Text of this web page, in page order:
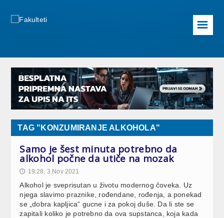
☰
TAG "KONZUMIRANJE ALKOHOLA"
Samo je šest minuta potrebno da
alkohol počne da utiče na mozak
🕔 19:28, 3.Nov 2021
Alkohol je sveprisutan u životu modernog čoveka. Uz
njega slavimo praznike, rođendane, rođenja, a ponekad
se „dobra kapljica“ gucne i za pokoj duše. Da li ste se
zapitali koliko je potrebno da ova supstanca, koja kada